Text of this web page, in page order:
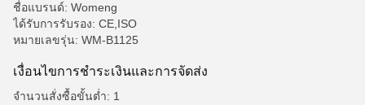
ชื่อแบรนด์: Womeng
ได้รับการรับรอง: CE,ISO
หมายเลขรุ่น: WM-B1125
เงื่อนไขการชําระเงินและการจัดส่ง
จำนวนสั่งซื้อขั้นต่ำ: 1